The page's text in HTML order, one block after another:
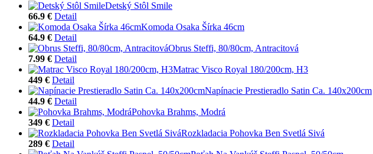
Detský Stôl Smile
66.9 € Detail
Komoda Osaka Šírka 46cm
64.9 € Detail
Obrus Steffi, 80/80cm, Antracitová
7.99 € Detail
Matrac Visco Royal 180/200cm, H3
449 € Detail
Napínacie Prestieradlo Satin Ca. 140x200cm
44.9 € Detail
Pohovka Brahms, Modrá
349 € Detail
Rozkladacia Pohovka Ben Svetlá Sivá
289 € Detail